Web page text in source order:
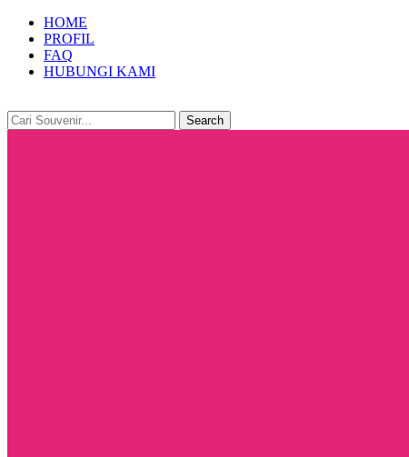
HOME
PROFIL
FAQ
HUBUNGI KAMI